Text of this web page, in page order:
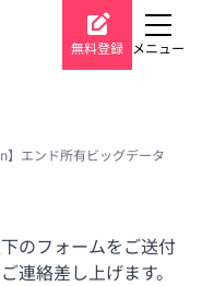
無料登録 メニュー
】エンド所有ビッグデータ
のフォームをご送付
連絡差し上げます。